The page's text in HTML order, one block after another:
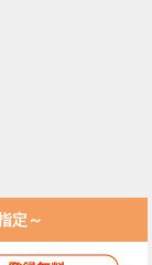
定～